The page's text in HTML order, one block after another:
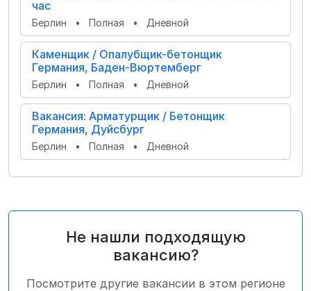
час
Берлин • Полная • Дневной
Каменщик / Опалубщик-бетонщик
Германия, Баден-Вюртемберг
Берлин • Полная • Дневной
Вакансия: Арматурщик / Бетонщик
Германия, Дуйсбург
Берлин • Полная • Дневной
Не нашли подходящую
вакансию?
Посмотрите другие вакансии в этом регионе